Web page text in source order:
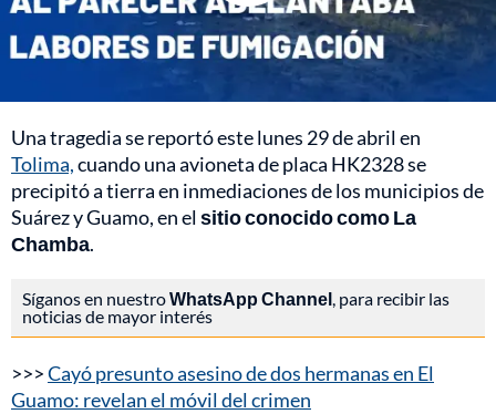
Una tragedia se reportó este lunes 29 de abril en
Tolima,cuando una avioneta de placa HK2328 se
precipitó a tierra en inmediaciones de los municipios de
Suárez y Guamo, en elsitio conocido como La
Chamba.
Síganos en nuestroWhatsApp Channel , para recibir las
noticias de mayor interés
>>>Cayó presunto asesino de dos hermanas en El
Guamo: revelan el móvil del crimen